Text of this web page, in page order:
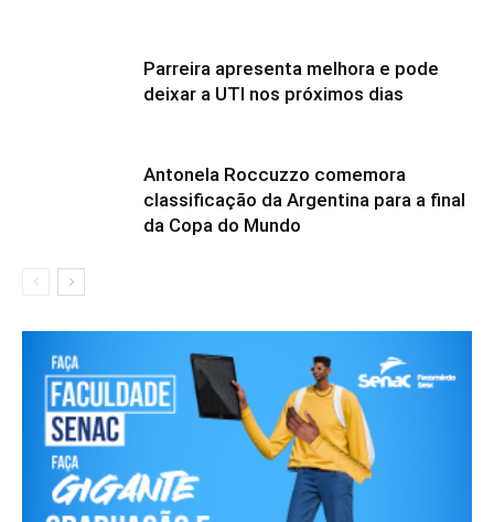
Parreira apresenta melhora e pode
deixar a UTI nos próximos dias
Antonela Roccuzzo comemora
classificação da Argentina para a final
da Copa do Mundo